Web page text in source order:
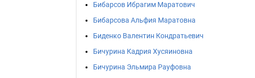
Бибарсов Ибрагим Маратович
Бибарсова Альфия Маратовна
Биденко Валентин Кондратьевич
Бичурина Кадрия Хусяиновна
Бичурина Эльмира Рауфовна